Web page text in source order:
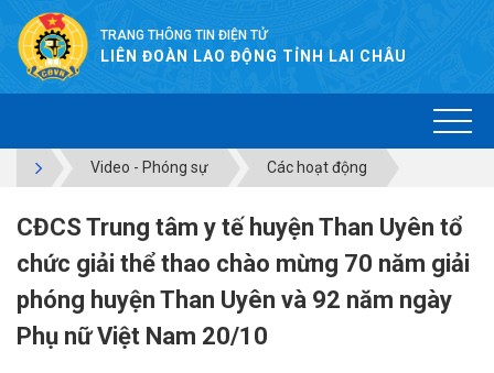
TRANG THÔNG TIN ĐIỆN TỬ
LIÊN ĐOÀN LAO ĐỘNG TỈNH LAI CHÂU
Video - Phóng sự Các hoạt động
CĐCS Trung tâm y tế huyện Than Uyên tổ
chức giải thể thao chào mừng 70 năm giải
phóng huyện Than Uyên và 92 năm ngày
Phụ nữ Việt Nam 20/10